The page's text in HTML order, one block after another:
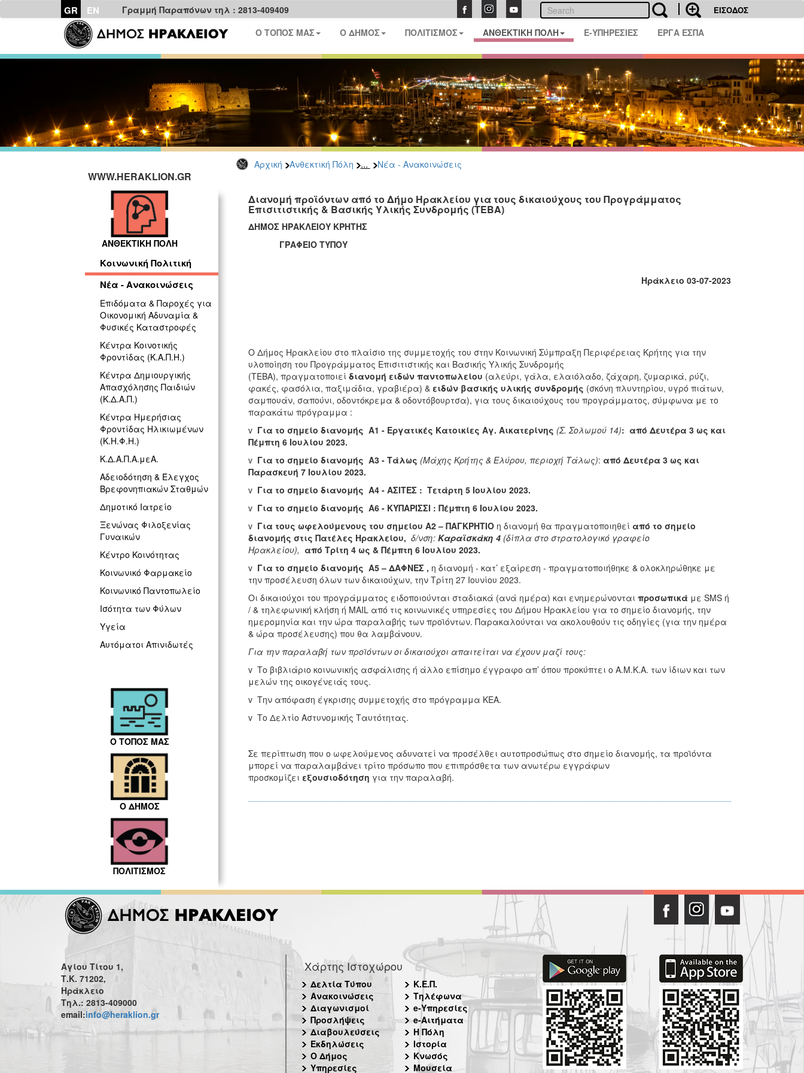
GR EN Γραμμή Παραπόνων τηλ : 2813-409409 ΕΙΣΟΔΟΣ
Ο ΤΟΠΟΣ ΜΑΣ Ο ΔΗΜΟΣ ΠΟΛΙΤΙΣΜΟΣ ΑΝΘΕΚΤΙΚΗ ΠΟΛΗ E-ΥΠΗΡΕΣΙΕΣ ΕΡΓΑ ΕΣΠΑ
Αρχική Ανθεκτική Πόλη ... Νέα - Ανακοινώσεις
WWW.HERAKLION.GR
ΑΝΘΕΚΤΙΚΗ ΠΟΛΗ
Κοινωνική Πολιτική
Νέα - Ανακοινώσεις
Επιδόματα & Παροχές για
Οικονομική Αδυναμία &
Φυσικές Καταστροφές
Κέντρα Κοινοτικής
Φροντίδας (Κ.Α.Π.Η.)
Κέντρα Δημιουργικής
Απασχόλησης Παιδιών
(Κ.Δ.Α.Π.)
Κέντρα Ημερήσιας
Φροντίδας Ηλικιωμένων
(Κ.Η.Φ.Η.)
Κ.Δ.Α.Π.Α.μεΑ.
Αδειοδότηση & Έλεγχος
Βρεφονηπιακών Σταθμών
Δημοτικό Ιατρείο
Ξενώνας Φιλοξενίας
Γυναικών
Κέντρο Κοινότητας
Κοινωνικό Φαρμακείο
Κοινωνικό Παντοπωλείο
Ισότητα των Φύλων
Υγεία
Αυτόματοι Απινιδωτές
Ο ΤΟΠΟΣ ΜΑΣ
Ο ΔΗΜΟΣ
ΠΟΛΙΤΙΣΜΟΣ
Διανομή προϊόντων από το Δήμο Ηρακλείου για τους δικαιούχους του Προγράμματος
Επισιτιστικής & Βασικής Υλικής Συνδρομής (ΤΕΒΑ)
ΔΗΜΟΣ ΗΡΑΚΛΕΙΟΥ ΚΡΗΤΗΣ
ΓΡΑΦΕΙΟ ΤΥΠΟΥ
Ηράκλειο 03-07-2023
Ο Δήμος Ηρακλείου στο πλαίσιο της συμμετοχής του στην Κοινωνική Σύμπραξη Περιφέρειας Κρήτης για την
υλοποίηση του Προγράμματος Επισιτιστικής και Βασικής Υλικής Συνδρομής
(ΤΕΒΑ), πραγματοποιεί διανομή ειδών παντοπωλείου (αλεύρι, γάλα, ελαιόλαδο, ζάχαρη, ζυμαρικά, ρύζι,
φακές, φασόλια, παξιμάδια, γραβιέρα) & ειδών βασικής υλικής συνδρομής (σκόνη πλυντηρίου, υγρό πιάτων,
σαμπουάν, σαπούνι, οδοντόκρεμα & οδοντόβουρτσα), για τους δικαιούχους του προγράμματος, σύμφωνα με το
παρακάτω πρόγραμμα :
v Για το σημείο διανομής Α1 - Εργατικές Κατοικίες Αγ. Αικατερίνης (Σ. Σολωμού 14): από Δευτέρα 3 ως και
Πέμπτη 6 Ιουλίου 2023.
v Για το σημείο διανομής Α3 - Τάλως (Μάχης Κρήτης & Ελύρου, περιοχή Τάλως): από Δευτέρα 3 ως και
Παρασκευή 7 Ιουλίου 2023.
v Για το σημείο διανομής Α4 - ΑΣΙΤΕΣ : Τετάρτη 5 Ιουλίου 2023.
v Για το σημείο διανομής A6 - ΚΥΠΑΡΙΣΣΙ : Πέμπτη 6 Ιουλίου 2023.
v Για τους ωφελούμενους του σημείου Α2 – ΠΑΓΚΡΗΤΙΟ η διανομή θα πραγματοποιηθεί από το σημείο
διανομής στις Πατέλες Ηρακλείου, δ/νση: Καραϊσκάκη 4 (δίπλα στο στρατολογικό γραφείο
Ηρακλείου), από Τρίτη 4 ως & Πέμπτη 6 Ιουλίου 2023.
v Για το σημείο διανομής Α5 – ΔΑΦΝΕΣ , η διανομή - κατ’ εξαίρεση - πραγματοποιήθηκε & ολοκληρώθηκε με
την προσέλευση όλων των δικαιούχων, την Τρίτη 27 Ιουνίου 2023.
Οι δικαιούχοι του προγράμματος ειδοποιούνται σταδιακά (ανά ημέρα) και ενημερώνονται προσωπικά με SMS ή
/ & τηλεφωνική κλήση ή MAIL από τις κοινωνικές υπηρεσίες του Δήμου Ηρακλείου για το σημείο διανομής, την
ημερομηνία και την ώρα παραλαβής των προϊόντων. Παρακαλούνται να ακολουθούν τις οδηγίες (για την ημέρα
& ώρα προσέλευσης) που θα λαμβάνουν.
Για την παραλαβή των προϊόντων οι δικαιούχοι απαιτείται να έχουν μαζί τους:
v Το βιβλιάριο κοινωνικής ασφάλισης ή άλλο επίσημο έγγραφο απ’ όπου προκύπτει ο Α.Μ.Κ.Α. των ίδιων και των
μελών της οικογένειάς τους.
v Την απόφαση έγκρισης συμμετοχής στο πρόγραμμα ΚΕΑ.
v Το Δελτίο Αστυνομικής Ταυτότητας.
Σε περίπτωση που ο ωφελούμενος αδυνατεί να προσέλθει αυτοπροσώπως στο σημείο διανομής, τα προϊόντα
μπορεί να παραλαμβάνει τρίτο πρόσωπο που επιπρόσθετα των ανωτέρω εγγράφων
προσκομίζει εξουσιοδότηση για την παραλαβή.
Αγίου Τίτου 1,
Τ.Κ. 71202,
Ηράκλειο
Τηλ.: 2813-409000
email:info@heraklion.gr
Χάρτης Ιστοχώρου
Δελτία Τύπου
Ανακοινώσεις
Διαγωνισμοί
Προσλήψεις
Διαβουλεύσεις
Εκδηλώσεις
Ο Δήμος
Υπηρεσίες
Κ.Ε.Π.
Τηλέφωνα
e-Υπηρεσίες
e-Αιτήματα
Η Πόλη
Ιστορία
Κνωσός
Μουσεία